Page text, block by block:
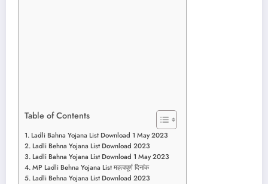
Table of Contents
Ladli Bahna Yojana List Download 1 May 2023
Ladli Behna Yojana List Download 2023
Ladli Bahna Yojana List Download 1 May 2023
MP Ladli Behna Yojana List महत्वपूर्ण दिनांक
Ladli Behna Yojana List Download 2023